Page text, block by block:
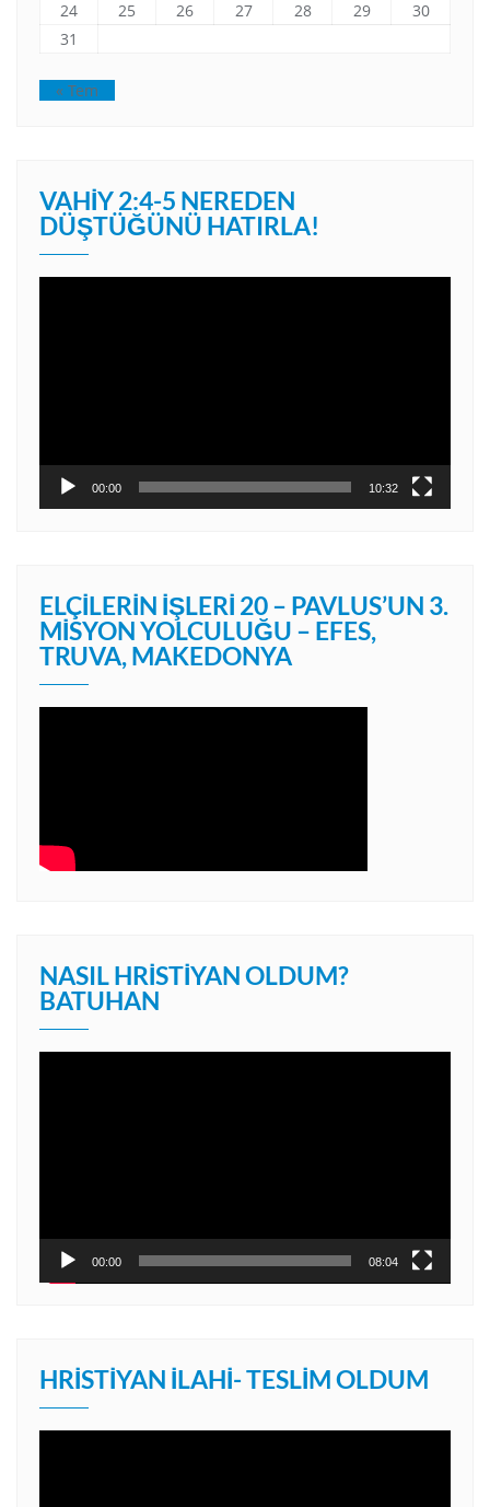
24 25 26 27 28 29
30
31
« Tem
VAHIY 2:4-5 NEREDEN
DÜŞTÜĞÜNÜ HATIRLA!
00:00 10:32
ELÇILERIN İŞLERI 20 – PAVLUS’UN 3.
MISYON YOLCULUĞU – EFES,
TRUVA, MAKEDONYA
NASIL HRISTIYAN OLDUM?
BATUHAN
00:00 08:04
HRISTIYAN İLAHI- TESLIM OLDUM